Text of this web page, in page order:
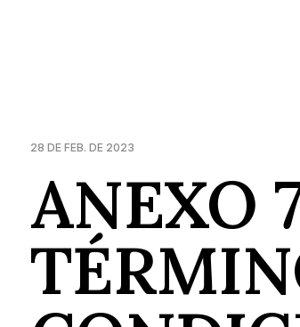
28 DE FEB. DE 2023
ANEXO